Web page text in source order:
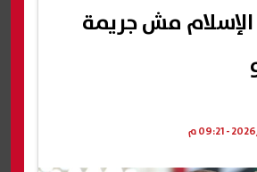
مش جريمة